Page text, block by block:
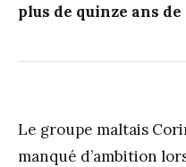
plus de quinze ans
Le groupe maltais
manqué d’ambition